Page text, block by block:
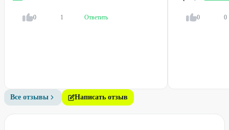
Условия
Для получения скидки предъявите промокод.
Стоимость оплачивается непосредственно при покупке карты в
личном кабинете.
0 1 Ответить 0 0
Все отзывы Написать отзыв